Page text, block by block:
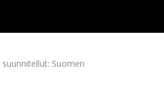
suunnitellut: Suomen